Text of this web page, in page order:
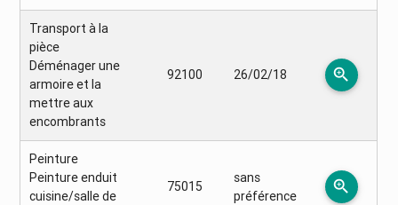
Transport à la
pièce
Déménager une
armoire et la
mettre aux
encombrants
92100 26/02/18 zoom_in
Peinture
Peinture enduit
cuisine/salle de
75015
sans
préférence
zoom_in